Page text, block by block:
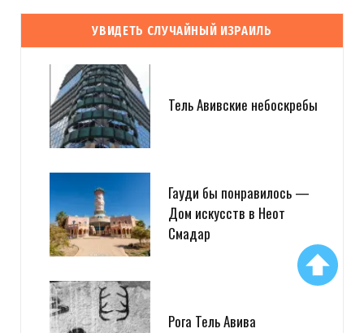
УВИДЕТЬ СЛУЧАЙНЫЙ ИЗРАИЛЬ
Тель Авивские небоскребы
Гауди бы понравилось —
Дом искусств в Неот
Смадар
Рога Тель Авива